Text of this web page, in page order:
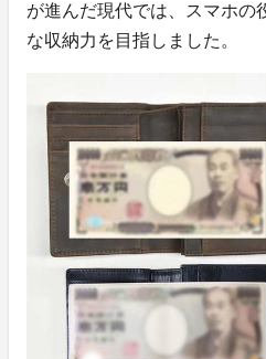
が進んだ現代では、スマホの
な収納力を目指しました。